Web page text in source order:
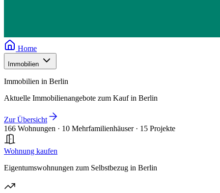
Home
Immobilien
Immobilien in Berlin
Aktuelle Immobilienangebote zum Kauf in Berlin
Zur Übersicht
166 Wohnungen · 10 Mehrfamilienhäuser · 15 Projekte
Wohnung kaufen
Eigentumswohnungen zum Selbstbezug in Berlin